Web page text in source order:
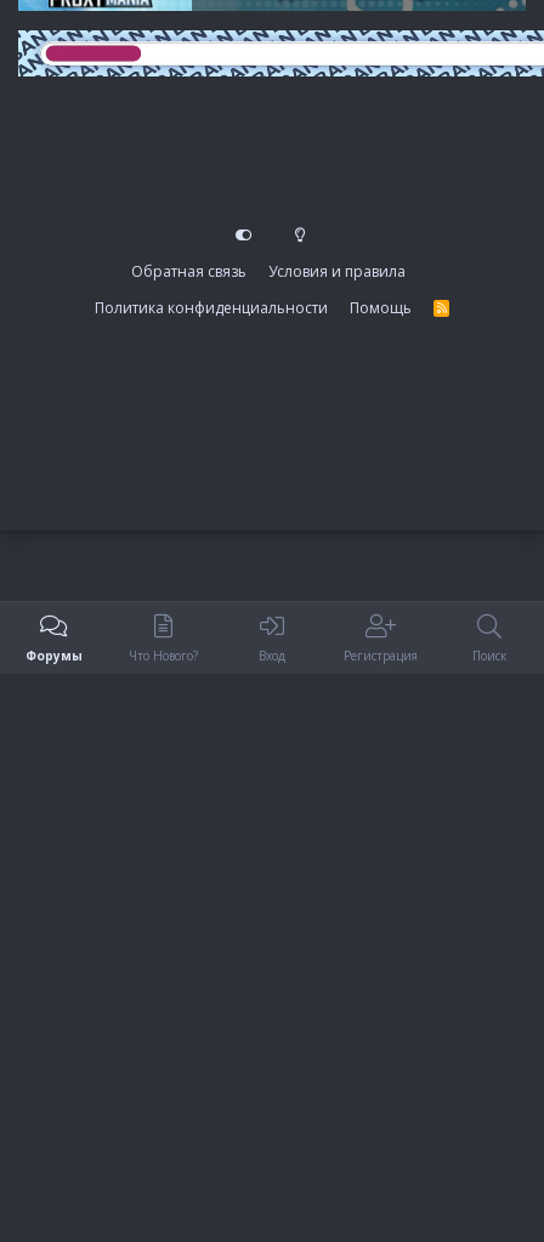
Обратная связь
Условия и правила
Политика конфиденциальности
Помощь
R
Форумы Что Нового? Вход Регистрация Поиск